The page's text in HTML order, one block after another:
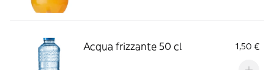
Acqua frizzante 50 cl 1,50 €